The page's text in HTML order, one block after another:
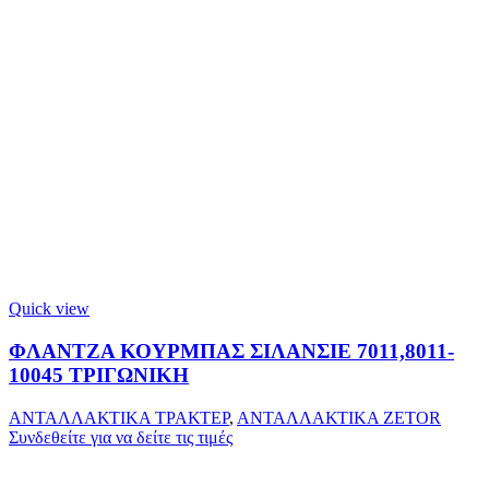
Quick view
ΦΛΑΝΤΖΑ ΚΟΥΡΜΠΑΣ ΣΙΛΑΝΣΙΕ 7011,8011-
10045 ΤΡΙΓΩΝΙΚΗ
ΑΝΤΑΛΛΑΚΤΙΚΑ ΤΡΑΚΤΕΡ, ΑΝΤΑΛΛΑΚΤΙΚΑ ZETOR
Συνδεθείτε για να δείτε τις τιμές